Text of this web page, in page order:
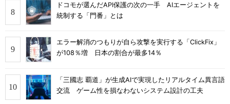
ドコモが選んだAPI保護の次の一手 AIエージェントを
統制する「門番」とは
エラー解消のつもりが自ら攻撃を実行する「ClickFix」
が108％増 日本の割合が最多14％
「三國志 覇道」が生成AIで実現したリアルタイム異言語
交流 ゲーム性を損なわないシステム設計の工夫